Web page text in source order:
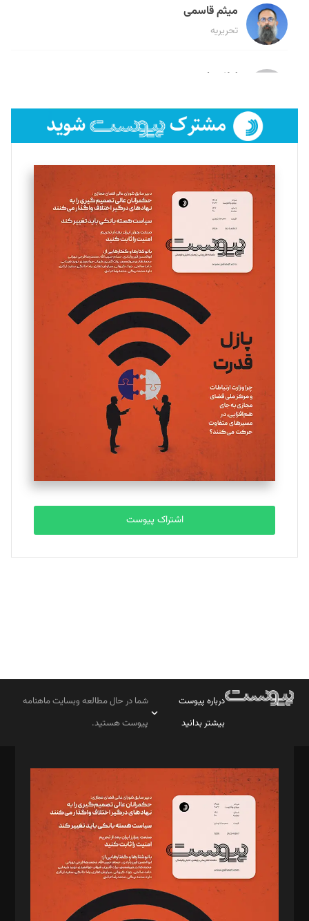
میثم قاسمی
تحریریه
لیلا حنارود
فائزه فتحی رستمی
تحریریه
سروش کرمیان
تحریریه
مینا پاکدل
یسنا امان‌پور
تحریریه
ملینا جعفری
تحریریه
مصطفی مسجدی آرانی
تحریریه
بابک نقاش
تحریریه
اشتراک پیوست
درباره پیوست
بیشتر بدانید
شما در حال مطالعه وبسایت ماهنامه
پیوست هستید.
مدیر مسئول: محمدباقر اثنی‌عشری
سردبیر: مهرک محمودی
دبیر تحریریه: میثم قاسمی
د‌بیر ناداستان: سمانه سمیع
د‌بیر خدمت و تجارت: ابوالفضل رجبی
د‌بیر حقوق فناوری: حسام‌الدین ایپکچی
د‌بیر پیوست جهان: مینا پاکدل
د‌بیر تحریریه آنلاین: بابک نقاش